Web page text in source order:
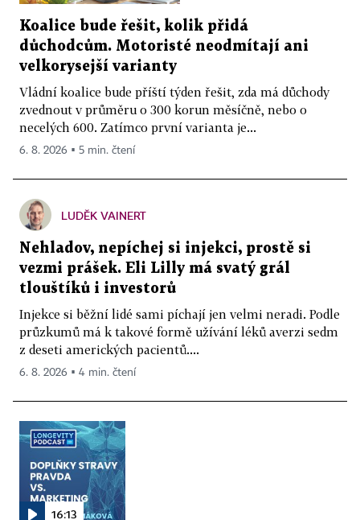
Koalice bude řešit, kolik přidá
důchodcům. Motoristé neodmítají ani
velkorysejší varianty
Vládní koalice bude příští týden řešit, zda má důchody
zvednout v průměru o 300 korun měsíčně, nebo o
necelých 600. Zatímco první varianta je...
6. 8. 2026 ▪ 5 min. čtení
LUDĚK VAINERT
Nehladov, nepíchej si injekci, prostě si
vezmi prášek. Eli Lilly má svatý grál
tlouštíků i investorů
Injekce si běžní lidé sami píchají jen velmi neradi. Podle
průzkumů má k takové formě užívání léků averzi sedm
z deseti amerických pacientů....
6. 8. 2026 ▪ 4 min. čtení
16:13